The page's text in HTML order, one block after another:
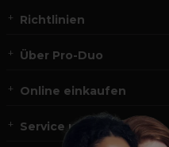
Richtlinien
Über Pro-Duo
Online einkaufen
Service und Kontakt